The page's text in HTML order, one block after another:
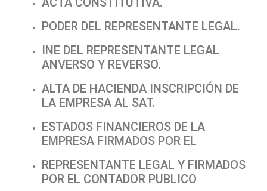
PODER DEL REPRESENTANTE LEGAL.
INE DEL REPRESENTANTE LEGAL
ANVERSO Y REVERSO.
ALTA DE HACIENDA INSCRIPCIÓN DE
LA EMPRESA AL SAT.
ESTADOS FINANCIEROS DE LA
EMPRESA FIRMADOS POR EL
REPRESENTANTE LEGAL Y FIRMADOS
POR EL CONTADOR PUBLICO